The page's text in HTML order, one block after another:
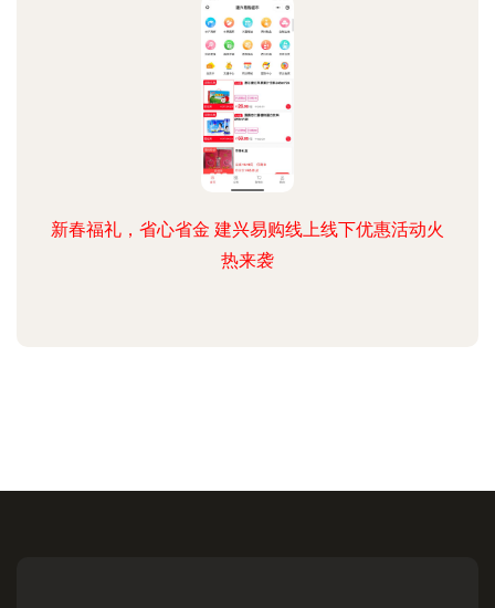
新春福礼，省心省金 建兴易购线上线下优惠活动火
热来袭